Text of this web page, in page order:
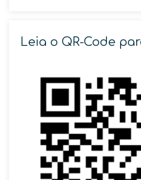
Leia o QR-Code